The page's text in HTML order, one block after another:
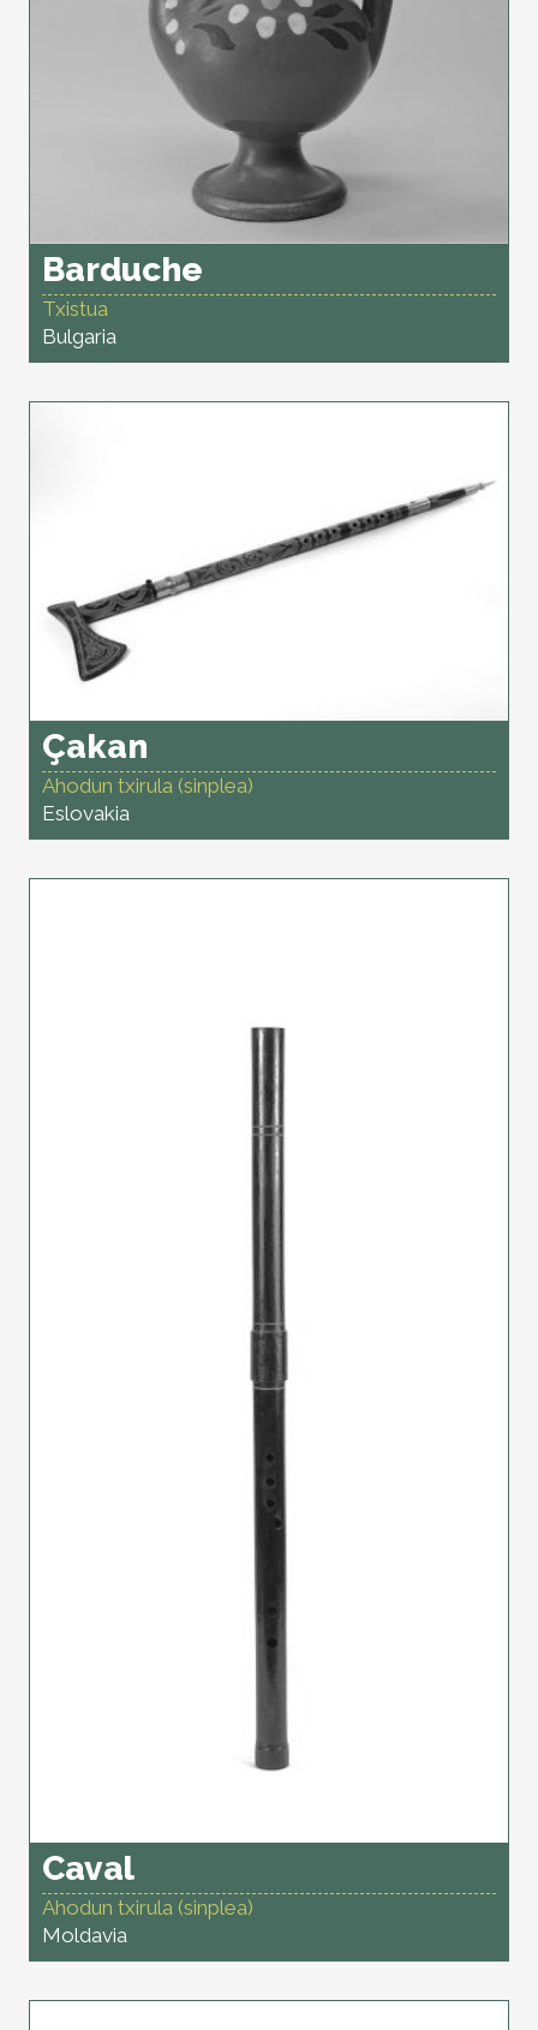
Barduche
Txistua
Bulgaria
Çakan
Ahodun txirula (sinplea)
Eslovakia
Caval
Ahodun txirula (sinplea)
Moldavia